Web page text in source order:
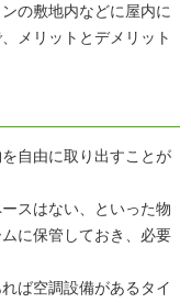
の敷地内などに屋内に
メリットとデメリット
自由に取り出すことが
スはない、といった物
に保管しておき、必要
ば空調設備があるタイ